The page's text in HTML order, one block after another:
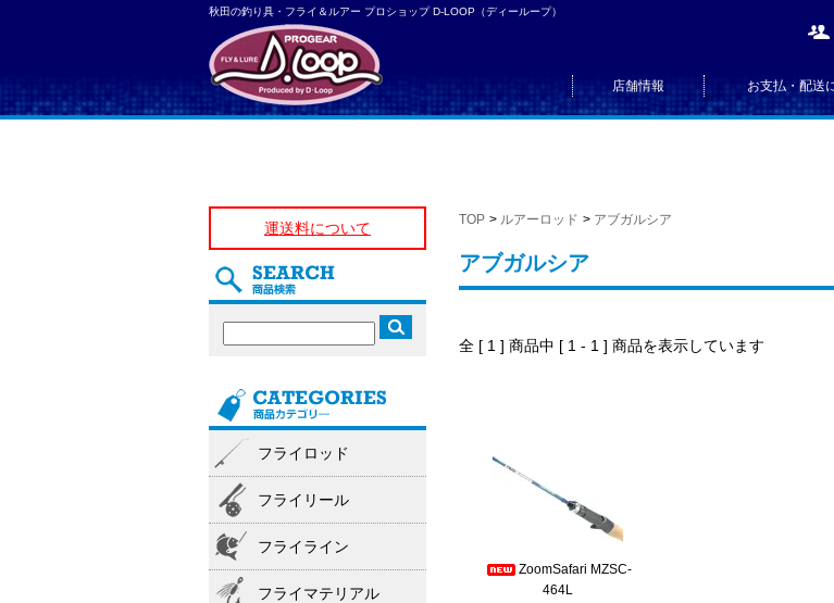
秋田の釣り具・フライ＆ルアー プロショップ D-LOOP（ディーループ）
店舗情報 お支払・配送
TOP > ルアーロッド > アブガルシア
アブガルシア
全 [ 1 ] 商品中 [ 1 - 1 ] 商品を表示しています
ZoomSafari MZSC-
464L
運送料について
フライロッド
フライリール
フライライン
フライマテリアル